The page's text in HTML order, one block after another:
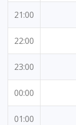
21:00
22:00
23:00
00:00
01:00